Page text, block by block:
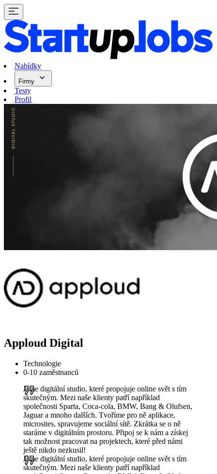
Nabídky
Firmy
Testy
Profil
Apploud Digital
Technologie
0-10 zaměstnanců
Jsme digitální studio, které propojuje online svět s tím
skutečným. Mezi naše klienty patří například
společnosti Sparta, Coca-cola, BMW, Bang & Olufsen,
Jaguar a mnoho dalších. Tvoříme pro ně aplikace,
microsites, spravujeme sociální sítě. Zkrátka se o ně
staráme v digitálním prostoru. Připoj se k nám a získej
tak možnost pracovat na projektech, které před námi
ještě nikdo nezkusil!
Jsme digitální studio, které propojuje online svět s tím
skutečným. Mezi naše klienty patří například